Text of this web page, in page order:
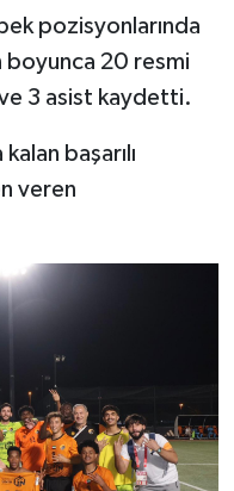
pozisyonlarında
boyunca 20 resmi
3 asist kaydetti.
başarılı
veren